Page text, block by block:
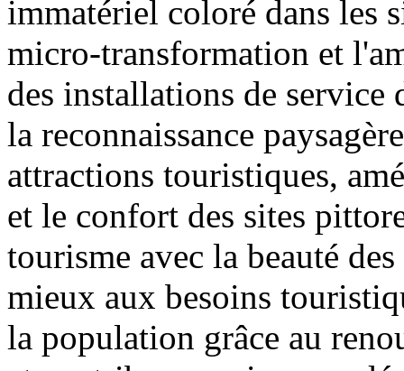
immatériel coloré dans les
micro-transformation et
des installations de service
la reconnaissance
attractions touristiques,
et le confort des sites
tourisme avec la beauté
mieux aux besoins
la population grâce au